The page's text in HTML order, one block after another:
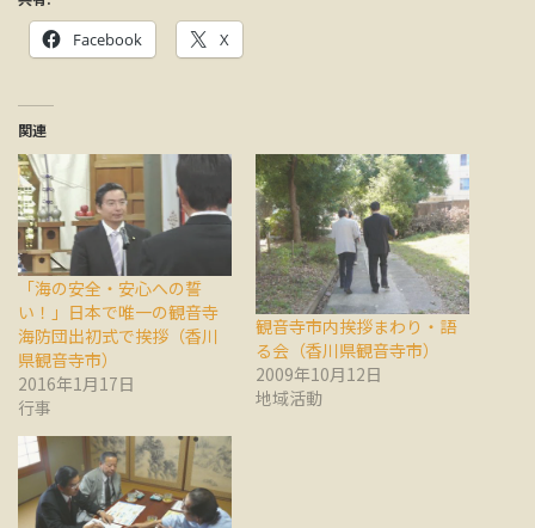
Facebook X
関連
「海の安全・安心への誓
い！」日本で唯一の観音寺
海防団出初式で挨拶（香川
県観音寺市）
2016年1月17日
行事
観音寺市内挨拶まわり・語
る会（香川県観音寺市）
2009年10月12日
地域活動